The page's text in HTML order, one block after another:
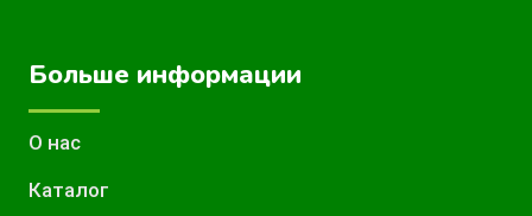
Больше информации
О нас
Каталог